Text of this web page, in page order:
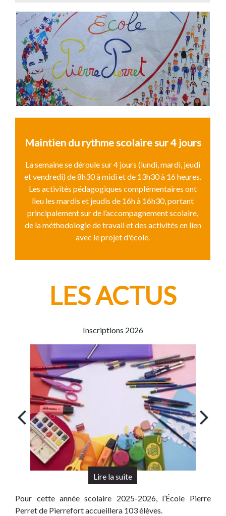
Maintien du rythme scolaire sur 4 jours
La semaine se déroule sur 4 jours (lundi, mardi, jeudi
et vendredi) de 8h30 à midi et de 13h30 à 16 heures.
Les activités pédagogiques complémentaires ont
lieu les mardis et jeudis de 16h à 16h30, portant
principalement sur de l’accompagnement scolaire,
de la méthodologie de travail et des activités en lien
avec le projet d'école.
LES ACTUS
Inscriptions 2026
Pour cette année scolaire 2025-2026, l’École Pierre
Perret de Pierrefort accueillera 103 élèves.